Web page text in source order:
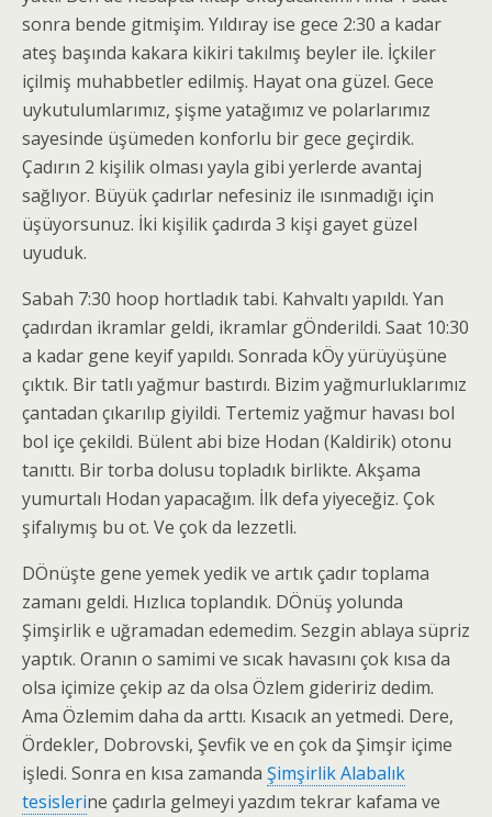
sonra bende gitmişim. Yıldıray ise gece 2:30 a kadar
ateş başında kakara kikiri takılmış beyler ile. İçkiler
içilmiş muhabbetler edilmiş. Hayat ona güzel. Gece
uykutulumlarımız, şişme yatağımız ve polarlarımız
sayesinde üşümeden konforlu bir gece geçirdik.
Çadırın 2 kişilik olması yayla gibi yerlerde avantaj
sağlıyor. Büyük çadırlar nefesiniz ile ısınmadığı için
üşüyorsunuz. İki kişilik çadırda 3 kişi gayet güzel
uyuduk.
Sabah 7:30 hoop hortladık tabi. Kahvaltı yapıldı. Yan
çadırdan ikramlar geldi, ikramlar gÖnderildi. Saat 10:30
a kadar gene keyif yapıldı. Sonrada kÖy yürüyüşüne
çıktık. Bir tatlı yağmur bastırdı. Bizim yağmurluklarımız
çantadan çıkarılıp giyildi. Tertemiz yağmur havası bol
bol içe çekildi. Bülent abi bize Hodan (Kaldirik) otonu
tanıttı. Bir torba dolusu topladık birlikte. Akşama
yumurtalı Hodan yapacağım. İlk defa yiyeceğiz. Çok
şifalıymış bu ot. Ve çok da lezzetli.
DÖnüşte gene yemek yedik ve artık çadır toplama
zamanı geldi. Hızlıca toplandık. DÖnüş yolunda
Şimşirlik e uğramadan edemedim. Sezgin ablaya süpriz
yaptık. Oranın o samimi ve sıcak havasını çok kısa da
olsa içimize çekip az da olsa Özlem gideririz dedim.
Ama Özlemim daha da arttı. Kısacık an yetmedi. Dere,
Ördekler, Dobrovski, Şevfik ve en çok da Şimşir içime
işledi. Sonra en kısa zamanda Şimşirlik Alabalık
tesislerine çadırla gelmeyi yazdım tekrar kafama ve